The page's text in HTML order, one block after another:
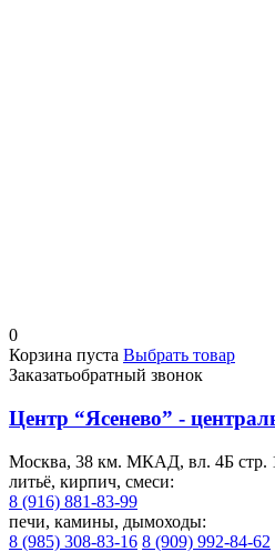
0
Корзина пуста Выбрать товар
Заказатьобратный звонок
Центр “Ясенево” -
Москва, 38 км. МКАД, вл. 4Б стр.
литьё, кирпич, смеси:
8 (916) 881-83-99
печи, камины, дымоходы:
8 (985) 308-83-16 8 (909) 992-84-62